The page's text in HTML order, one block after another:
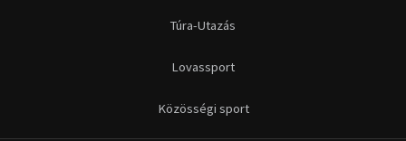
Túra-Utazás
Lovassport
Közösségi sport